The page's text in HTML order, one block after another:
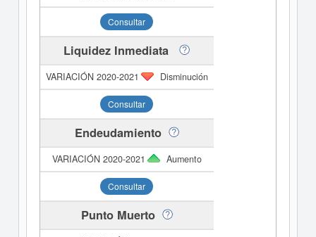
Consultar
Liquidez Inmediata
Disminución
Consultar
Endeudamiento
Aumento
Consultar
Punto Muerto